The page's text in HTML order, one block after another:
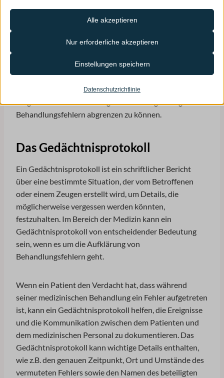
einem Fehler geführt hat, sollte immer eine vollständige
Karteikarte des Hausarztes und/oder des
niedergelassenen Facharztes angefordert werden, um
mögliche Grunderkrankungen von etwaigen Folgen von
Behandlungsfehlern abgrenzen zu können.
Das Gedächtnisprotokoll
Ein Gedächtnisprotokoll ist ein schriftlicher Bericht
über eine bestimmte Situation, der vom Betroffenen
oder einem Zeugen erstellt wird, um Details, die
möglicherweise vergessen werden könnten,
festzuhalten. Im Bereich der Medizin kann ein
Gedächtnisprotokoll von entscheidender Bedeutung
sein, wenn es um die Aufklärung von
Behandlungsfehlern geht.
Wenn ein Patient den Verdacht hat, dass während
seiner medizinischen Behandlung ein Fehler aufgetreten
ist, kann ein Gedächtnisprotokoll helfen, die Ereignisse
und die Kommunikation zwischen dem Patienten und
dem medizinischen Personal zu dokumentieren. Das
Gedächtnisprotokoll kann wichtige Details enthalten,
wie z.B. den genauen Zeitpunkt, Ort und Umstände des
vermuteten Fehlers sowie den Namen des beteiligten
beeinträchtigen kann.
Website erforderlich. Diese Cookies und Dienste erfordern keine
Details anzeigen
_lscache_vary
cmplz_banner-status
cmplz_consented_services
cmplz_functional
cmplz_marketing
cmplz_statistics
cookie_notice_accepted
cookieconsent_status
cookielawinfo-checkbox-*
gdpr_consent
mhcookie
OptanonConsent
Analyse
Statistik-Cookies sammeln Nutzungsinformationen, die uns
Details anzeigen
_ga_*
_gid
analytics_cookies
cookies-state
Marketing
Marketing-Dienste werden von Drittanbietern oder Publishern
genutzt, um personalisierte Anzeigen zu zeigen. Sie tun dies,
indem sie Besucher über verschiedene Websites hinweg verfolgen.
Details anzeigen
_gcl_au
_gcl_aw
Andere Dienste
Diese Kategorie umfasst alle Cookies, Domains und Dienste, die
nicht in die anderen spezifischen Kategorien fallen oder nicht
eindeutig kategorisiert wurden.
_ketch_consent_v1_
*_mode
acris_cookie_acc
amp_*
Alle akzeptieren
Nur erforderliche akzeptieren
Einstellungen speichern
Datenschutzrichtlinie